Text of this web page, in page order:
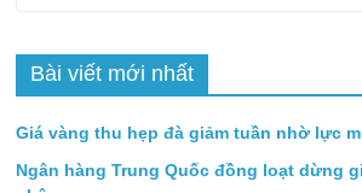
Bài viết mới nhất
Giá vàng thu hẹp đà giảm tuần nhờ lực
Ngân hàng Trung Quốc đồng loạt dừng